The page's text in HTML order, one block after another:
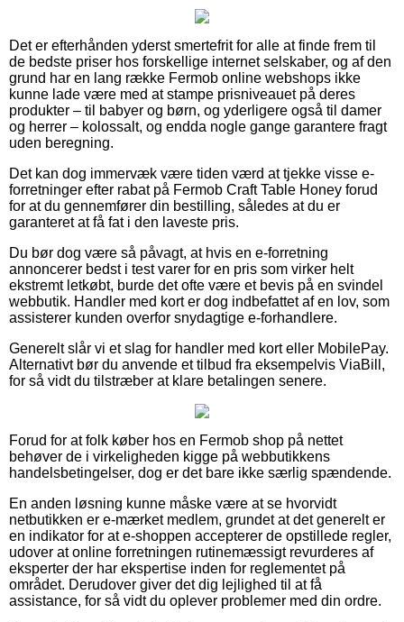
Det er efterhånden yderst smertefrit for alle at finde frem til
de bedste priser hos forskellige internet selskaber, og af den
grund har en lang række Fermob online webshops ikke
kunne lade være med at stampe prisniveauet på deres
produkter – til babyer og børn, og yderligere også til damer
og herrer – kolossalt, og endda nogle gange garantere fragt
uden beregning.
Det kan dog immervæk være tiden værd at tjekke visse e-
forretninger efter rabat på Fermob Craft Table Honey forud
for at du gennemfører din bestilling, således at du er
garanteret at få fat i den laveste pris.
Du bør dog være så påvagt, at hvis en e-forretning
annoncerer bedst i test varer for en pris som virker helt
ekstremt letkøbt, burde det ofte være et bevis på en svindel
webbutik. Handler med kort er dog indbefattet af en lov, som
assisterer kunden overfor snydagtige e-forhandlere.
Generelt slår vi et slag for handler med kort eller MobilePay.
Alternativt bør du anvende et tilbud fra eksempelvis ViaBill,
for så vidt du tilstræber at klare betalingen senere.
Forud for at folk køber hos en Fermob shop på nettet
behøver de i virkeligheden kigge på webbutikkens
handelsbetingelser, dog er det bare ikke særlig spændende.
En anden løsning kunne måske være at se hvorvidt
netbutikken er e-mærket medlem, grundet at det generelt er
en indikator for at e-shoppen accepterer de opstillede regler,
udover at online forretningen rutinemæssigt revurderes af
eksperter der har ekspertise inden for reglementet på
området. Derudover giver det dig lejlighed til at få
assistance, for så vidt du oplever problemer med din ordre.